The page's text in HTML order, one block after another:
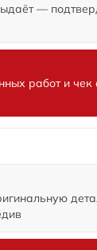
—
работ и чек